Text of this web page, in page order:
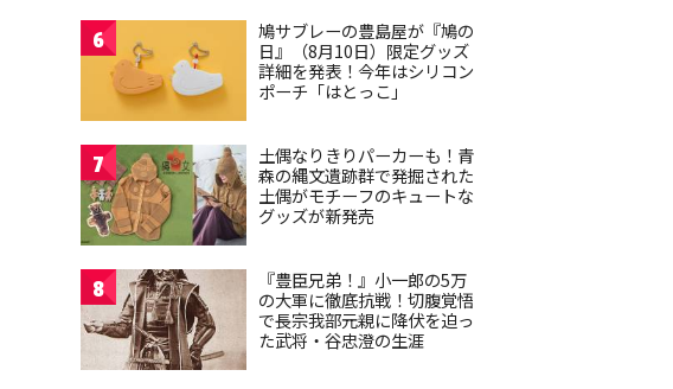
6
鳩サブレーの豊島屋が『鳩の
日』（8月10日）限定グッズ
詳細を発表！今年はシリコン
ポーチ「はとっこ」
7
土偶なりきりパーカーも！青
森の縄文遺跡群で発掘された
土偶がモチーフのキュートな
グッズが新発売
8
『豊臣兄弟！』小一郎の5万
の大軍に徹底抗戦！切腹覚悟
で長宗我部元親に降伏を迫っ
た武将・谷忠澄の生涯